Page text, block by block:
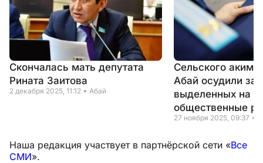
Скончалась мать депутата
Рината Заитова
2 декабря 2025, 11:12 Абай
Сельского акима
Абай осудили за
выделенных на
общественные
27 ноября 2025, 09:37
Наша редакция участвует в партнёрской сети «Все
СМИ».